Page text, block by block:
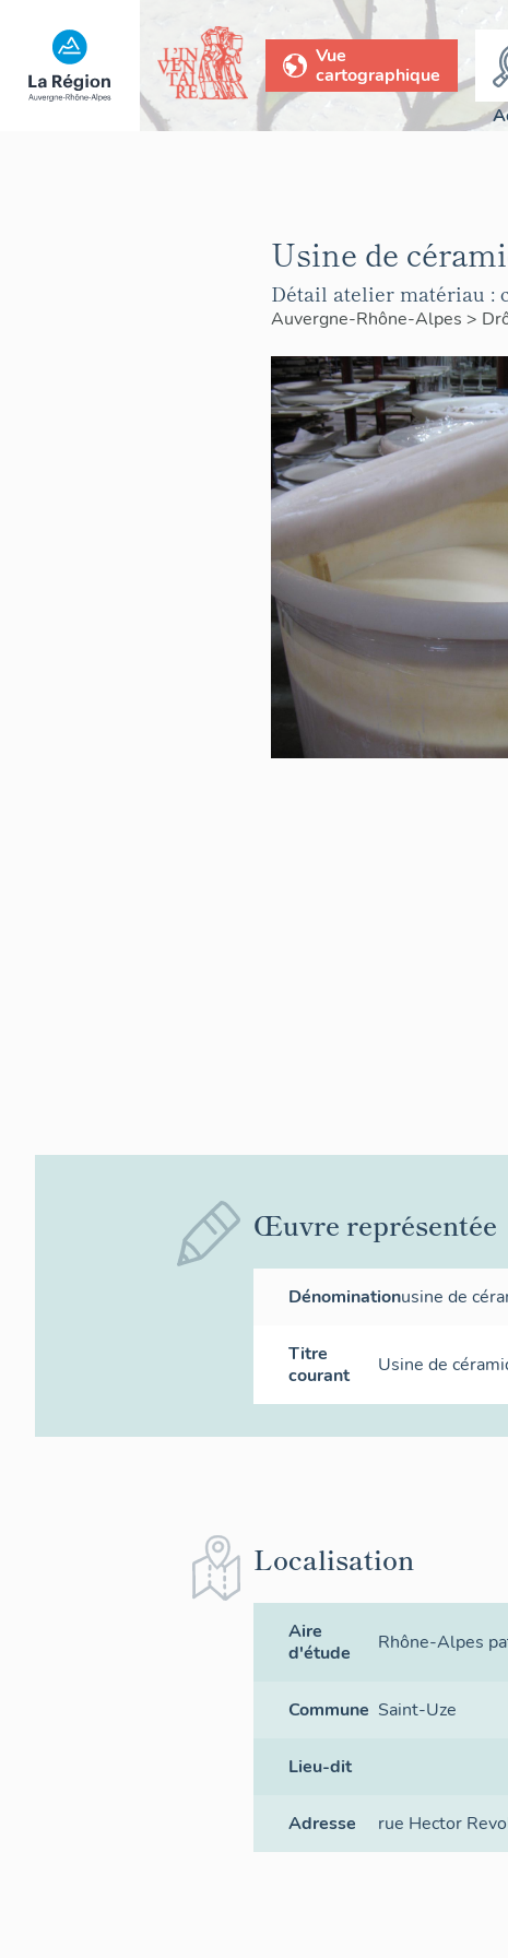
Vue
cartographique
Usine de
Détail atelier matériau :
Auvergne-Rhône-Alpes >
Œuvre représentée
Dénominationusine de
Titre
courant
Usine de
Localisation
Aire
d'étude
Rhône-Alpes
Commune Saint-Uze
Lieu-dit
Adresse rue Hector